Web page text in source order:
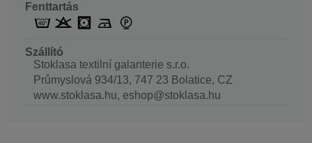
Fenttartás
Szállító
Stoklasa textilní galanterie s.r.o.
Průmyslová 934/13, 747 23 Bolatice, CZ
www.stoklasa.hu, eshop@stoklasa.hu